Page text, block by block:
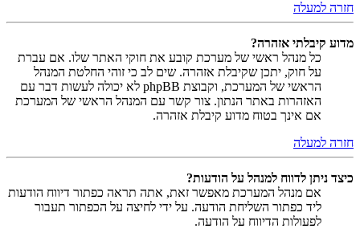
חזרה למעלה
מדוע קיבלתי אזהרה?
כל מנהל ראשי של מערכת קובע את חוקי האתר שלו. אם עברת
על חוק, יתכן שקיבלת אזהרה. שים לב כי זוהי החלטת המנהל
הראשי של המערכת, וקבוצת phpBB לא יכולה לעשות דבר עם
האזהרות באתר הנתון. צור קשר עם המנהל הראשי של המערכת
אם אינך בטוח מדוע קיבלת אזהרה.
חזרה למעלה
כיצד ניתן לדווח למנהל על הודעות?
אם מנהל המערכת מאפשר זאת, אתה תראה כפתור דיווח הודעות
ליד כפתור השליחת הודעה. על ידי לחיצה על הכפתור תעבור
לפעולות הדיווח על הודעה.